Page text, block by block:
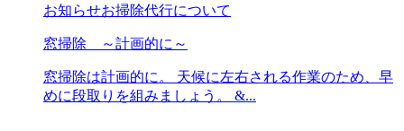
お知らせお掃除代行について
窓掃除 ～計画的に～
窓掃除は計画的に。 天候に左右される作業のため、早
めに段取りを組みましょう。 &...